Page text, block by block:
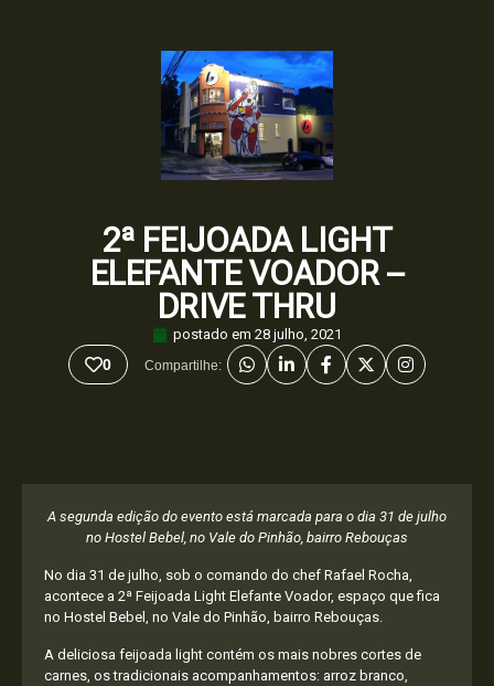
2ª FEIJOADA LIGHT
ELEFANTE VOADOR –
DRIVE THRU
postado em 28 julho, 2021
0 Compartilhe:
A segunda edição do evento está marcada para o dia 31 de julho
no Hostel Bebel, no Vale do Pinhão, bairro Rebouças
No dia 31 de julho, sob o comando do chef Rafael Rocha,
acontece a 2ª Feijoada Light Elefante Voador, espaço que fica
no Hostel Bebel, no Vale do Pinhão, bairro Rebouças.
A deliciosa feijoada light contém os mais nobres cortes de
carnes, os tradicionais acompanhamentos: arroz branco,